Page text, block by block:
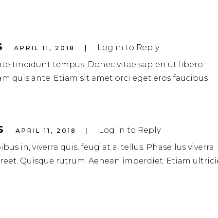
APRIL 11, 2018
Log in to Reply
tincidunt tempus. Donec vitae sapien ut libero
quis ante. Etiam sit amet orci eget eros faucibus
APRIL 11, 2018
Log in to Reply
in, viverra quis, feugiat a, tellus. Phasellus viverra
Quisque rutrum. Aenean imperdiet. Etiam